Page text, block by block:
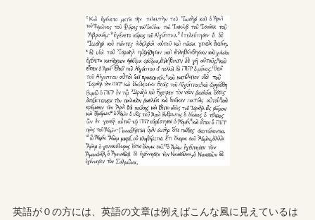
英語が０の方には、英語の文章は例えばこんな風に見えているは